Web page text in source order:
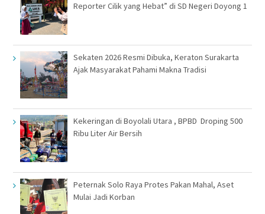
Reporter Cilik yang Hebat” di SD Negeri Doyong 1
Sekaten 2026 Resmi Dibuka, Keraton Surakarta
Ajak Masyarakat Pahami Makna Tradisi
Kekeringan di Boyolali Utara , BPBD Droping 500
Ribu Liter Air Bersih
Peternak Solo Raya Protes Pakan Mahal, Aset
Mulai Jadi Korban